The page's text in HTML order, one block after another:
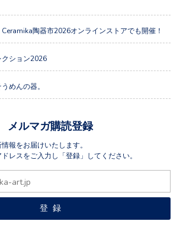
Ceramika陶器市2026オンラインストアでも開催！
クション2026
めんの器。
メルマガ購読登録
報をお届けいたします。
レスをご入力し「登録」してください。